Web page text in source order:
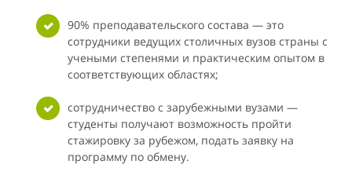
90% преподавательского состава — это
сотрудники ведущих столичных вузов страны с
учеными степенями и практическим опытом в
соответствующих областях;
сотрудничество с зарубежными вузами —
студенты получают возможность пройти
стажировку за рубежом, подать заявку на
программу по обмену.